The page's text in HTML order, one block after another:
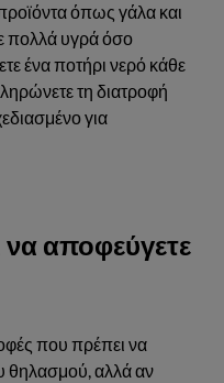
όπως γάλα και
πολλά υγρά όσο
ένα ποτήρι νερό κάθε
τη διατροφή
για
αποφεύγετε
που πρέπει να
θηλασμού, αλλά αν